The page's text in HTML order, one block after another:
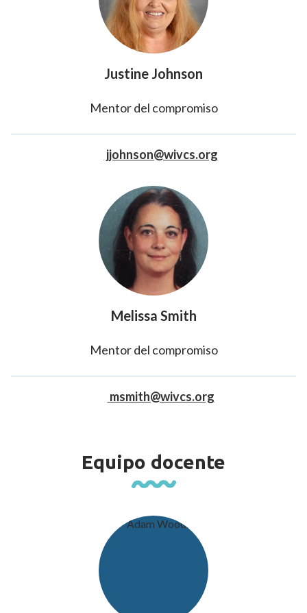
Justine Johnson
Mentor del compromiso
jjohnson@wivcs.org
Melissa Smith
Mentor del compromiso
msmith@wivcs.org
Equipo docente